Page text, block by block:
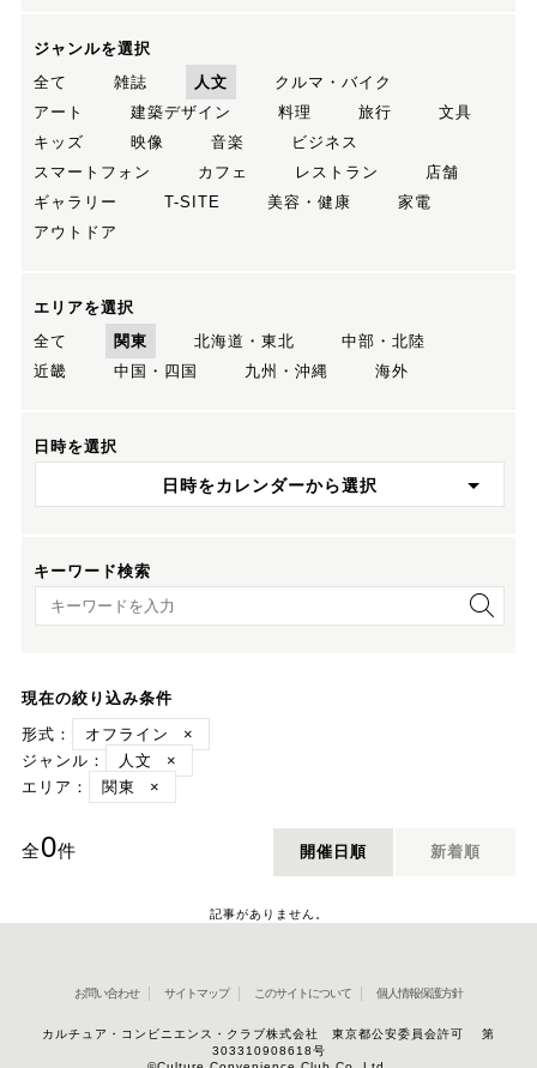
ジャンルを選択
全て
雑誌 人文
クルマ・バイク
アート
建築デザイン 料理 旅行
文具
キッズ
映像 音楽
ビジネス
スマートフォン
カフェ レストラン
店舗
ギャラリー
T-SITE 美容・健康
家電
アウトドア
エリアを選択
全て
関東 北海道・東北
中部・北陸
近畿
中国・四国 九州・沖縄 海外
日時を選択
日時をカレンダーから選択
キーワード検索
キーワード検索
現在の絞り込み条件
形式：
オフライン
×
ジャンル：
人文
×
エリア：
関東 ×
全0件 開催日順 新着順
記事がありません。
お問い合わせ サイトマップ このサイトについて 個人情報保護方針
カルチュア・コンビニエンス・クラブ株式会社 東京都公安委員会許可 第
303310908618号